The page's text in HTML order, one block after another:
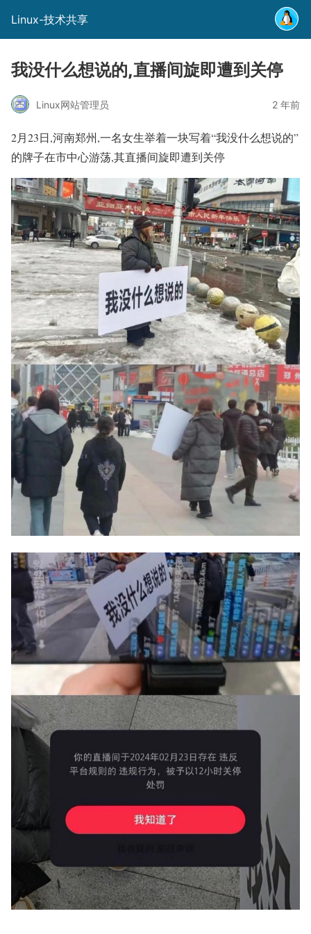
Linux-技术共享
我没什么想说的,直播间旋即遭到关停
Linux网站管理员 2 年前
2月23日,河南郑州,一名女生举着一块写着“我没什么想说的”
的牌子在市中心游荡,其直播间旋即遭到关停